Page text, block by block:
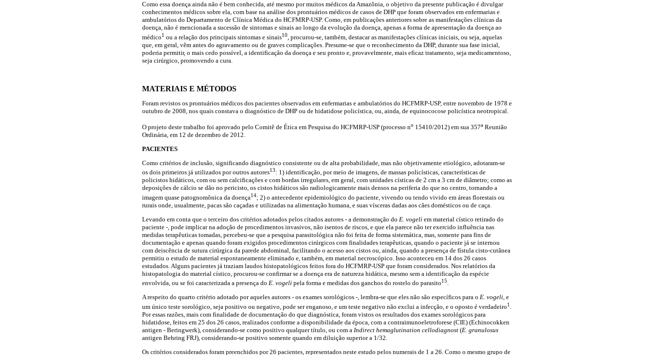
Como essa doença ainda não é bem conhecida, até mesmo por muitos médicos da Amazônia, o objetivo da presente publicação é divulgar
conhecimentos médicos sobre ela, com base na análise dos prontuários médicos de casos de DHP que foram observados em enfermarias e
ambulatórios do Departamento de Clínica Médica do HCFMRP-USP. Como, em publicações anteriores sobre as manifestações clínicas da
doença, não é mencionada a sucessão de sintomas e sinais ao longo da evolução da doença, apenas a forma de apresentação da doença ao
médico1 ou a relação dos principais sintomas e sinais10 , procurou-se, também, destacar as manifestações clínicas iniciais, ou seja, aquelas
que, em geral, vêm antes do agravamento ou de graves complicações. Presume-se que o reconhecimento da DHP, durante sua fase inicial,
poderia permitir, o mais cedo possível, a identificação da doença e seu pronto e, provavelmente, mais eficaz tratamento, seja medicamentoso,
seja cirúrgico, promovendo a cura.
MATERIAIS E MÉTODOS
Foram revistos os prontuários médicos dos pacientes observados em enfermarias e ambulatórios do HCFMRP-USP, entre novembro de 1978 e
outubro de 2008, nos quais constava o diagnóstico de DHP ou de hidatidose policística, ou, ainda, de equinococose policística neotropical.
O projeto deste trabalho foi aprovado pelo Comitê de Ética em Pesquisa do HCFMRP-USP (processo no 15410/2012) em sua 357a Reunião
Ordinária, em 12 de dezembro de 2012.
PACIENTES
Como critérios de inclusão, significando diagnóstico consistente ou de alta probabilidade, mas não objetivamente etiológico, adotaram-se
os dois primeiros já utilizados por outros autores13: 1) identificação, por meio de imagens, de massas policísticas, características de
policistos hidáticos, com ou sem calcificações e com bordas irregulares, em geral, com unidades císticas de 2 cm a 3 cm de diâmetro; como as
deposições de cálcio se dão no pericisto, os cistos hidáticos são radiologicamente mais densos na periferia do que no centro, tornando a
imagem quase patognomônica da doença14; 2) o antecedente epidemiológico do paciente, vivendo ou tendo vivido em áreas florestais ou
rurais onde, usualmente, pacas são caçadas e utilizadas na alimentação humana, e suas vísceras dadas aos cães domésticos ou de caça.
Levando em conta que o terceiro dos critérios adotados pelos citados autores - a demonstração do E. vogeli em material cístico retirado do
paciente -, pode implicar na adoção de procedimentos invasivos, não isentos de riscos, e que ela parece não ter exercido influência nas
medidas terapêuticas tomadas, percebeu-se que a pesquisa parasitológica não foi feita de forma sistemática, mas, somente para fins de
documentação e apenas quando foram exigidos procedimentos cirúrgicos com finalidades terapêuticas, quando o paciente já se internou
com deiscência de sutura cirúrgica da parede abdominal, facilitando o acesso aos cistos ou, ainda, quando a presença de fístula cisto-cutânea
permitiu o estudo de material espontaneamente eliminado e, também, em material necroscópico. Isso aconteceu em 14 dos 26 casos
estudados. Alguns pacientes já traziam laudos histopatológicos feitos fora do HCFMRP-USP que foram considerados. Nos relatórios da
histopatologia do material cístico, procurou-se confirmar se a doença era de natureza hidática, mesmo sem a identificação da espécie
envolvida, ou se foi caracterizada a presença do E. vogeli pela forma e medidas dos ganchos do rostelo do parasito15.
A respeito do quarto critério adotado por aqueles autores - os exames sorológicos -, lembra-se que eles não são específicos para o E. vogeli, e
um único teste sorológico, seja positivo ou negativo, pode ser enganoso, e um teste negativo não exclui a infecção, e o oposto é verdadeiro1
Por essas razões, mais com finalidade de documentação do que diagnóstica, foram vistos os resultados dos exames sorológicos para
hidatidose, feitos em 25 dos 26 casos, realizados conforme a disponibilidade da época, com a contraimunoeletroforese (CIE) (Echinocokken
antigen - Beringwerk), considerando-se como positivo qualquer título, ou com a Indirect hemaglutination cellodiagnost (E. granulosus
antigen Behring FRJ), considerando-se positivo somente quando em diluição superior a 1/32.
Os critérios considerados foram preenchidos por 26 pacientes, representados neste estudo pelos numerais de 1 a 26. Como o mesmo grupo de